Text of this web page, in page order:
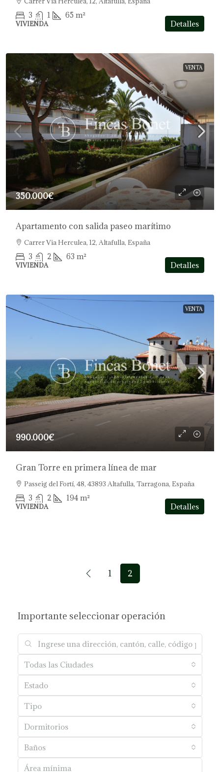
3 1 65 m²
VIVIENDA Detalles
VENTA
350.000€
Apartamento con salida paseo marítimo
Carrer Via Herculea, 12, Altafulla, España
3 2 63 m²
VIVIENDA Detalles
VENTA
990.000€
Gran Torre en primera línea de mar
Passeig del Fortí, 48, 43893 Altafulla, Tarragona, España
3 2 194 m²
VIVIENDA Detalles
1 2
Importante seleccionar operación
Todas las Ciudades
Estado
Tipo
Dormitorios
Baños